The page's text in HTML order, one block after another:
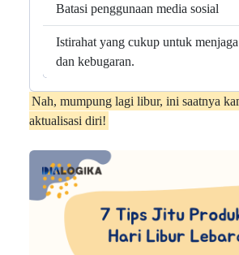
Batasi penggunaan media sosial
Istirahat yang cukup untuk menjaga
dan kebugaran.
Nah, mumpung lagi libur, ini saatnya
aktualisasi diri!